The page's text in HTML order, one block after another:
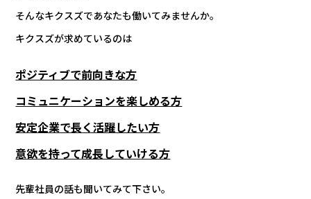
そんなキクスズであなたも働いてみませんか。
キクスズが求めているのは
ポジティブで前向きな方
コミュニケーションを楽しめる方
安定企業で長く活躍したい方
意欲を持って成長していける方
先輩社員の話も聞いてみて下さい。